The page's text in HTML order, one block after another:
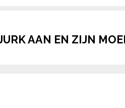
AAN EN ZIJN